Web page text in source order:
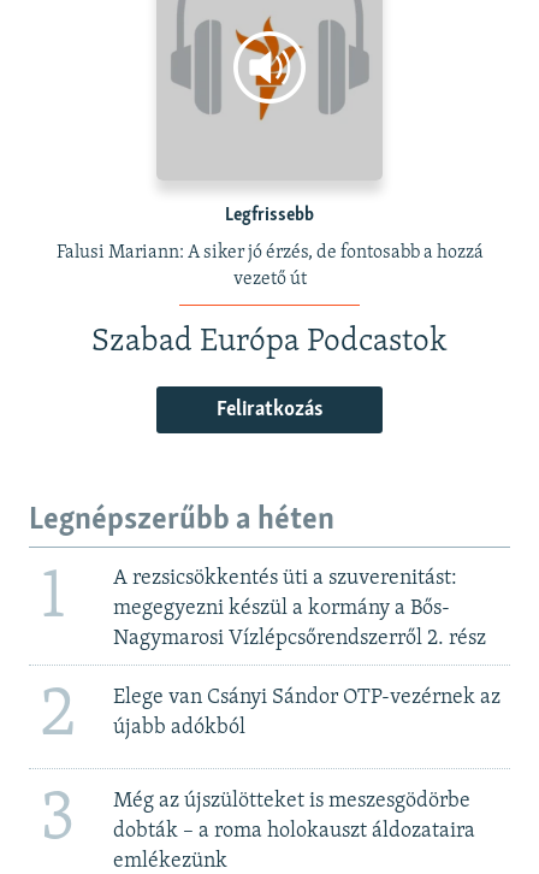
Legfrissebb
Falusi Mariann: A siker jó érzés, de fontosabb a hozzá
vezető út
Szabad Európa Podcastok
Feliratkozás
Legnépszerűbb a héten
1
A rezsicsökkentés üti a szuverenitást:
megegyezni készül a kormány a Bős-
Nagymarosi Vízlépcsőrendszerről 2. rész
2
Elege van Csányi Sándor OTP-vezérnek az
újabb adókból
3
Még az újszülötteket is meszesgödörbe
dobták – a roma holokauszt áldozataira
emlékezünk